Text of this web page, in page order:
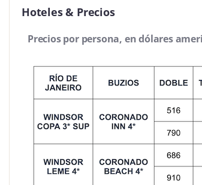
Hoteles & Precios
Precios por persona, en dólares